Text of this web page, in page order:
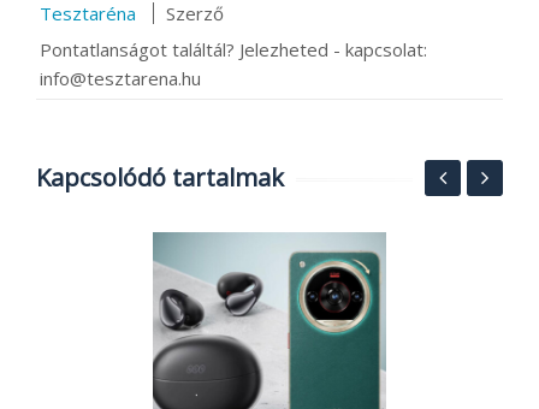
Tesztaréna
Szerző
Pontatlanságot találtál? Jelezheted - kapcsolat:
info@tesztarena.hu
Kapcsolódó tartalmak